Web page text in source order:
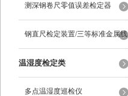
测深钢卷尺零值误差检定器
钢直尺检定装置/三等标准金属线
纹尺
温湿度检定类
多点温湿度巡检仪